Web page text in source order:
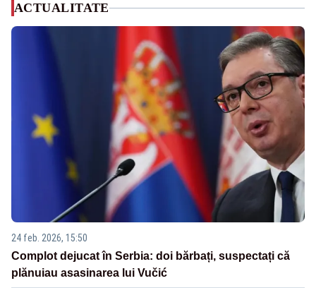
ACTUALITATE
24 feb. 2026, 15:50
Complot dejucat în Serbia: doi bărbați, suspectați că
plănuiau asasinarea lui Vučić